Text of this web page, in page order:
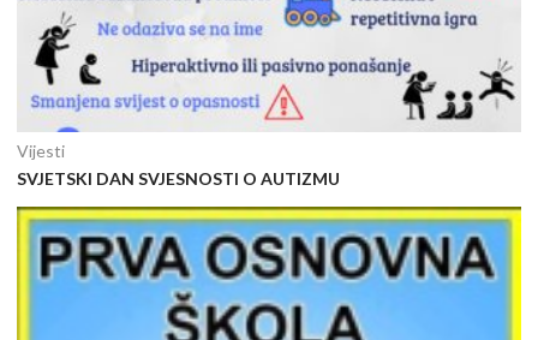
Vijesti
SVJETSKI DAN SVJESNOSTI O AUTIZMU